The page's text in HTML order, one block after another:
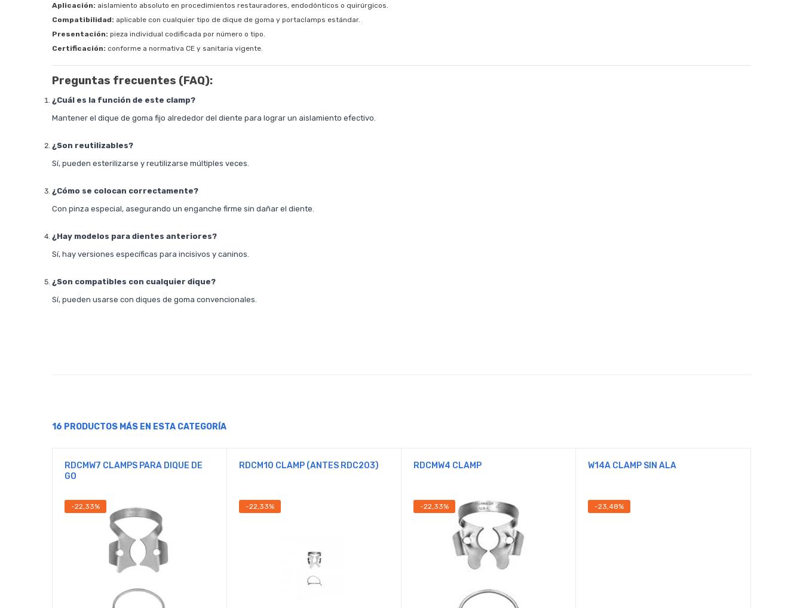
Aplicación: aislamiento absoluto en procedimientos restauradores, endodónticos o quirúrgicos.
Compatibilidad: aplicable con cualquier tipo de dique de goma y portaclamps estándar.
Presentación: pieza individual codificada por número o tipo.
Certificación: conforme a normativa CE y sanitaria vigente.
Preguntas frecuentes (FAQ):
¿Cuál es la función de este clamp?
Mantener el dique de goma fijo alrededor del diente para lograr un aislamiento efectivo.
¿Son reutilizables?
Sí, pueden esterilizarse y reutilizarse múltiples veces.
¿Cómo se colocan correctamente?
Con pinza especial, asegurando un enganche firme sin dañar el diente.
¿Hay modelos para dientes anteriores?
Sí, hay versiones específicas para incisivos y caninos.
¿Son compatibles con cualquier dique?
Sí, pueden usarse con diques de goma convencionales.
16 PRODUCTOS MÁS EN ESTA CATEGORÍA
RDCMW7 CLAMPS PARA DIQUE DE
GO
-22,33%
RDCM10 CLAMP (ANTES RDC203)
-22,33%
RDCMW4 CLAMP
-22,33%
W14A CLAMP SIN ALA
-23,48%